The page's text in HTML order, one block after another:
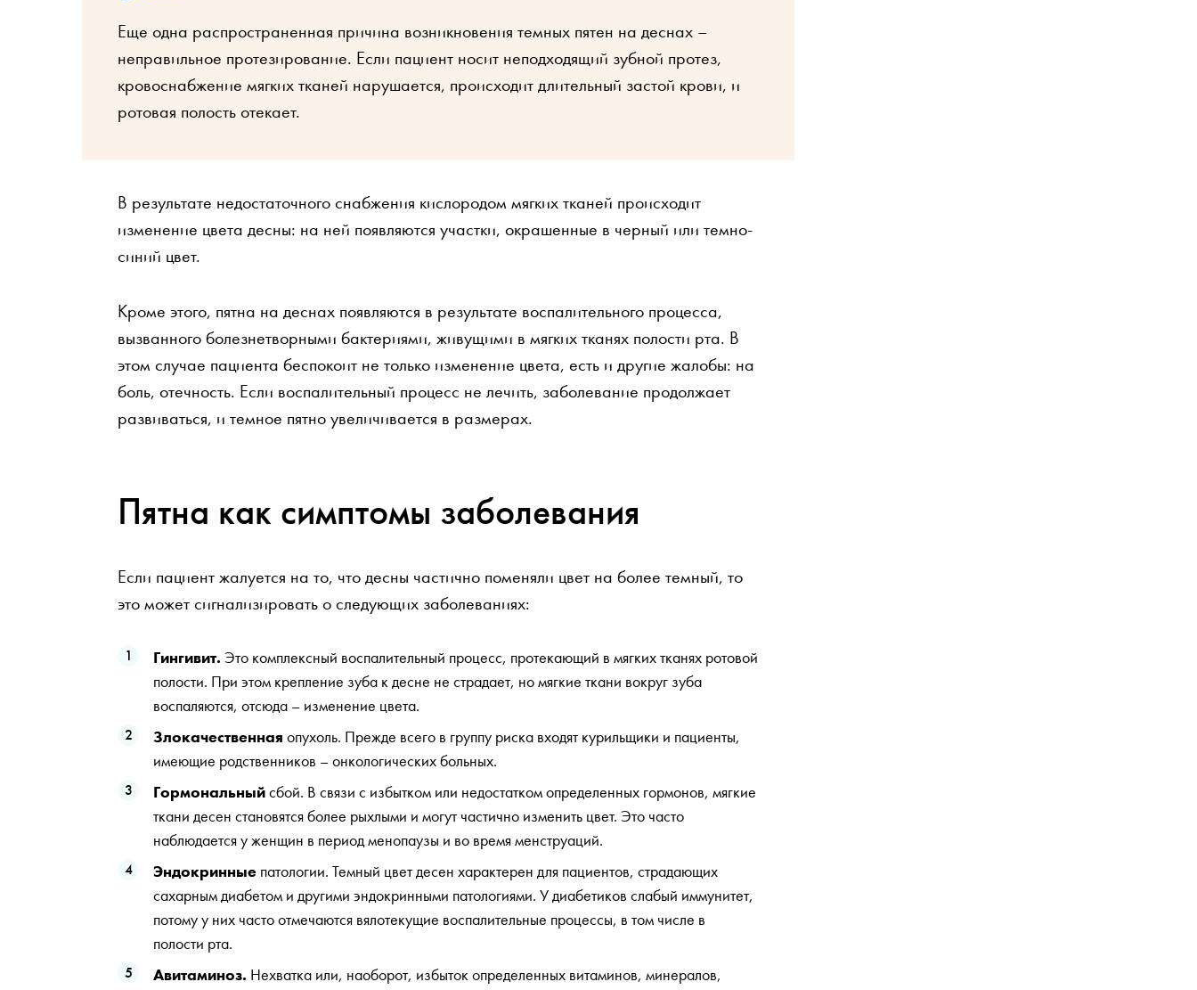
Еще одна распространенная причина возникновения темных пятен на деснах –
неправильное протезирование. Если пациент носит неподходящий зубной протез,
кровоснабжение мягких тканей нарушается, происходит длительный застой крови, и
ротовая полость отекает.
В результате недостаточного снабжения кислородом мягких тканей происходит
изменение цвета десны: на ней появляются участки, окрашенные в черный или темно-
синий цвет.
Кроме этого, пятна на деснах появляются в результате воспалительного процесса,
вызванного болезнетворными бактериями, живущими в мягких тканях полости рта. В
этом случае пациента беспокоит не только изменение цвета, есть и другие жалобы: на
боль, отечность. Если воспалительный процесс не лечить, заболевание продолжает
развиваться, и темное пятно увеличивается в размерах.
Пятна как симптомы заболевания
Если пациент жалуется на то, что десны частично поменяли цвет на более темный, то
это может сигнализировать о следующих заболеваниях:
Гингивит. Это комплексный воспалительный процесс, протекающий в мягких тканях ротовой
полости. При этом крепление зуба к десне не страдает, но мягкие ткани вокруг зуба
воспаляются, отсюда – изменение цвета.
Злокачественная опухоль. Прежде всего в группу риска входят курильщики и пациенты,
имеющие родственников – онкологических больных.
Гормональныйсбой. В связи с избытком или недостатком определенных гормонов, мягкие
ткани десен становятся более рыхлыми и могут частично изменить цвет. Это часто
наблюдается у женщин в период менопаузы и во время менструаций.
Эндокринные патологии. Темный цвет десен характерен для пациентов, страдающих
сахарным диабетом и другими эндокринными патологиями. У диабетиков слабый иммунитет,
потому у них часто отмечаются вялотекущие воспалительные процессы, в том числе в
полости рта.
Авитаминоз. Нехватка или, наоборот, избыток определенных витаминов, минералов,